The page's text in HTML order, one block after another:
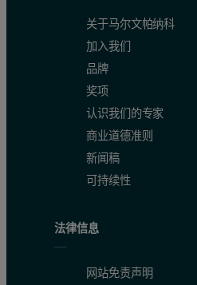
关于马尔文帕纳科
加入我们
品牌
奖项
认识我们的专家
商业道德准则
新闻稿
可持续性
法律信息
网站免责声明